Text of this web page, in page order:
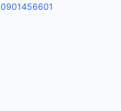
0901456601